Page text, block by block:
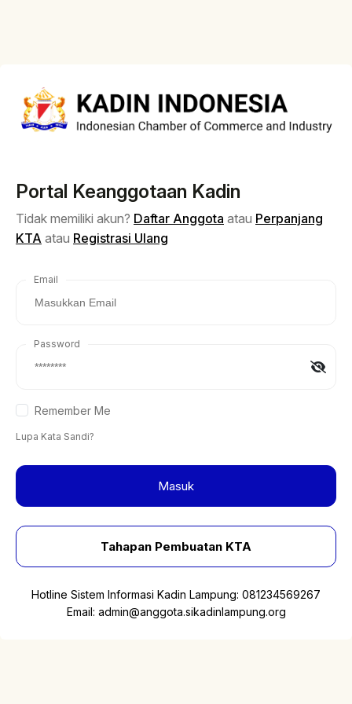
Portal Keanggotaan Kadin
Tidak memiliki akun? Daftar Anggota atau Perpanjang
KTA atau Registrasi Ulang
Email
Password
Remember Me
Lupa Kata Sandi?
Masuk
Tahapan Pembuatan KTA
Hotline Sistem Informasi Kadin Lampung: 081234569267
Email: admin@anggota.sikadinlampung.org